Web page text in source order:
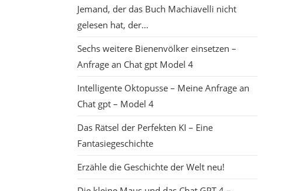
Jemand, der das Buch Machiavelli nicht
gelesen hat, der…
Sechs weitere Bienenvölker einsetzen –
Anfrage an Chat gpt Model 4
Intelligente Oktopusse – Meine Anfrage an
Chat gpt – Model 4
Das Rätsel der Perfekten KI – Eine
Fantasiegeschichte
Erzähle die Geschichte der Welt neu!